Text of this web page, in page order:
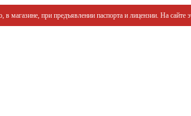
при предъявлении паспорта и лицензии. На сайте